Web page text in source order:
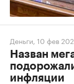
Деньги, 10 фев
Назван
инфляции